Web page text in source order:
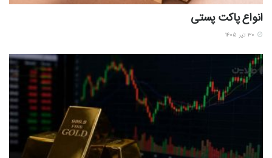
انواع پاکت پستی